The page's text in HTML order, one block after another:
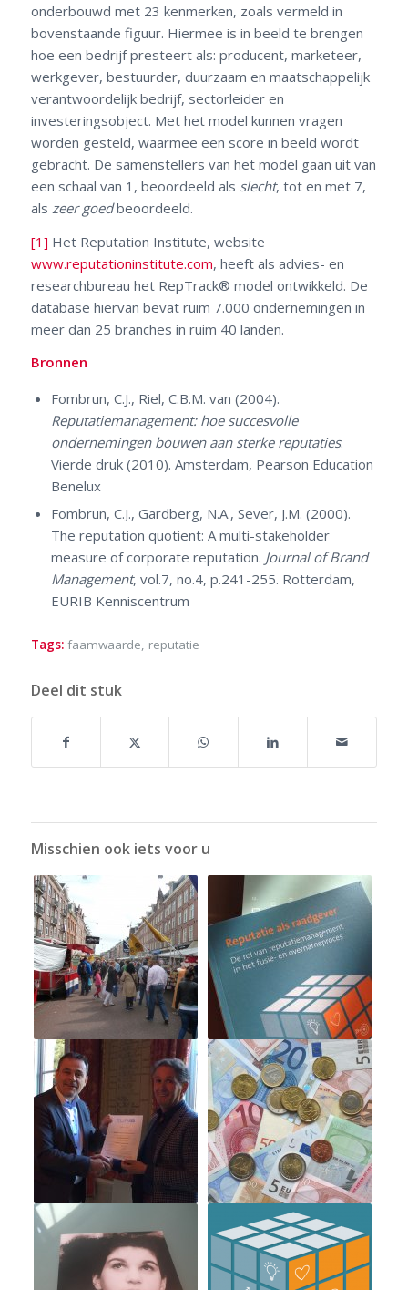
onderbouwd met 23 kenmerken, zoals vermeld in
bovenstaande figuur. Hiermee is in beeld te brengen
hoe een bedrijf presteert als: producent, marketeer,
werkgever, bestuurder, duurzaam en maatschappelijk
verantwoordelijk bedrijf, sectorleider en
investeringsobject. Met het model kunnen vragen
worden gesteld, waarmee een score in beeld wordt
gebracht. De samenstellers van het model gaan uit van
een schaal van 1, beoordeeld als slecht, tot en met 7,
als zeer goedbeoordeeld.
[1] Het Reputation Institute, website
www.reputationinstitute.com, heeft als advies- en
researchbureau het RepTrack® model ontwikkeld. De
database hiervan bevat ruim 7.000 ondernemingen in
meer dan 25 branches in ruim 40 landen.
Bronnen
Fombrun, C.J., Riel, C.B.M. van (2004).
Reputatiemanagement: hoe succesvolle
ondernemingen bouwen aan sterke reputaties.
Vierde druk (2010). Amsterdam, Pearson Education
Benelux
Fombrun, C.J., Gardberg, N.A., Sever, J.M. (2000).
The reputation quotient: A multi-stakeholder
measure of corporate reputation. Journal of Brand
Management, vol.7, no.4, p.241-255. Rotterdam,
EURIB Kenniscentrum
Tags: faamwaarde, reputatie
Deel dit stuk
Misschien ook iets voor u